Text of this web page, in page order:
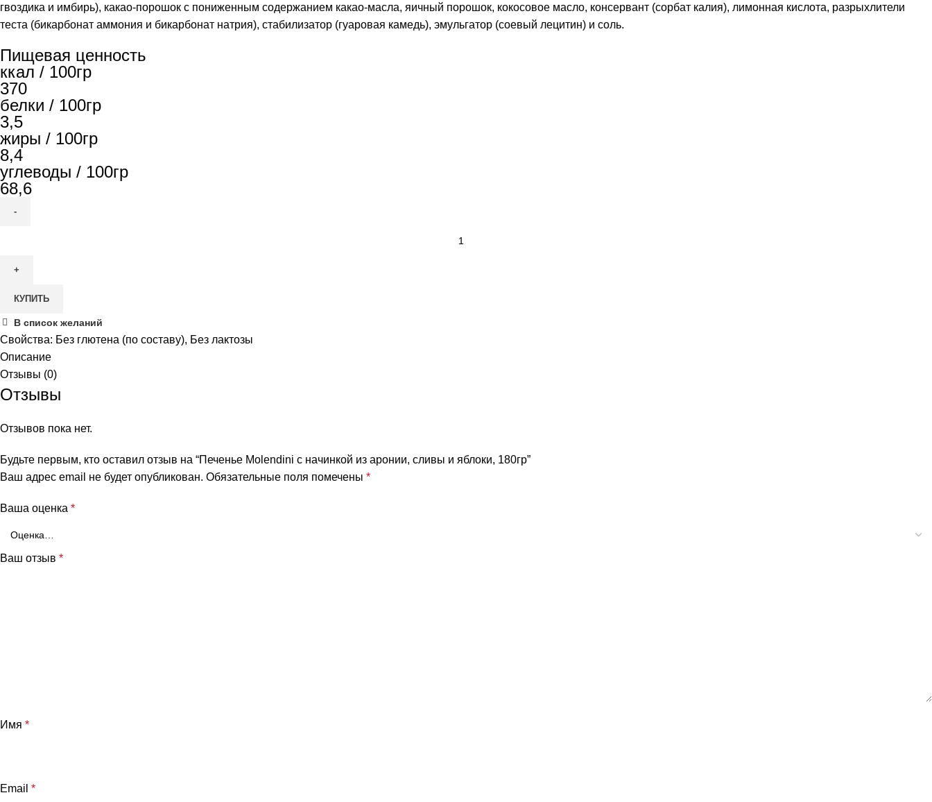
гвоздика и имбирь), какао-порошок с пониженным содержанием какао-масла, яичный порошок, кокосовое масло, консервант (сорбат калия), лимонная кислота, разрыхлители
теста (бикарбонат аммония и бикарбонат натрия), стабилизатор (гуаровая камедь), эмульгатор (соевый лецитин) и соль.
Пищевая ценность
ккал / 100гр
370
белки / 100гр
3,5
жиры / 100гр
8,4
углеводы / 100гр
68,6
Печенье
начинкой
из
аронии,
сливы
и
180гр
КУПИТЬ
В список желаний
Свойства: Без глютена (по составу), Без лактозы
Описание
Отзывы (0)
Отзывы
Отзывов пока нет.
Будьте первым, кто оставил отзыв на “Печенье Molendini с начинкой из аронии, сливы и яблоки, 180гр”
Ваш адрес email не будет опубликован. Обязательные поля помечены *
Ваша оценка *
Ваш отзыв *
Имя *
Email *